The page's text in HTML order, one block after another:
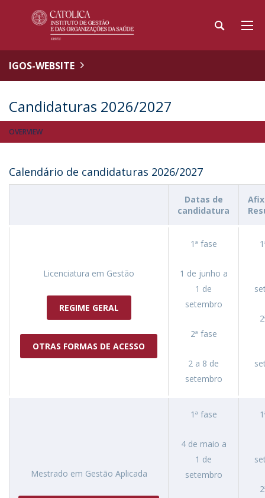
IGOS-WEBSITE
Candidaturas 2026/2027
OVERVIEW
Calendário de candidaturas 2026/2027
Datas de
candidatura
Licenciatura em Gestão
REGIME GERAL
OTRAS FORMAS DE ACESSO
1ª fase
1 de junho a
1 de
setembro
2ª fase
2 a 8 de
setembro
Mestrado em Gestão Aplicada
1ª fase
4 de maio a
1 de
setembro